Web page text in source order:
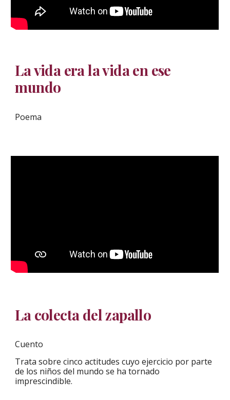
La vida era la vida en ese
mundo
Poema
La colecta del zapallo
Cuento
Trata sobre cinco actitudes cuyo ejercicio por parte
de los niños del mundo se ha tornado
imprescindible.